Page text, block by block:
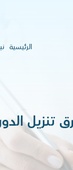
الرئيسية(current)